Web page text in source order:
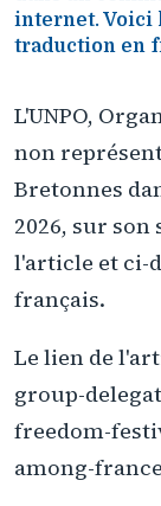
internet. Voici
traduction en
L'UNPO,
non
Bretonnes
2026, sur
l'article et ci-
français.
Le lien de
group-
freedom-
among-